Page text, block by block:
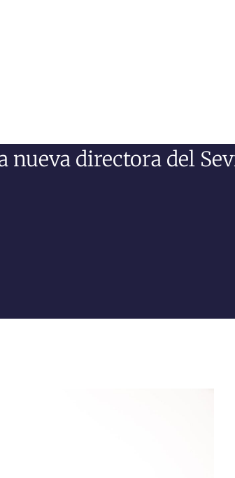
nueva directora del